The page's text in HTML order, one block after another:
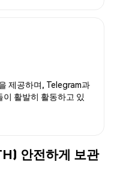
제공하며, Telegram과
활발히 활동하고 있
안전하게 보관